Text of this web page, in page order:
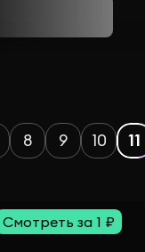
8 9 10 11
Смотреть за 1 ₽